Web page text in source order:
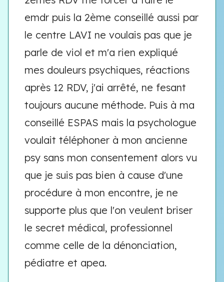
emdr puis la 2ème conseillé aussi par
le centre LAVI ne voulais pas que je
parle de viol et m'a rien expliqué
mes douleurs psychiques, réactions
après 12 RDV, j'ai arrêté, ne fesant
toujours aucune méthode. Puis à ma
conseillé ESPAS mais la psychologue
voulait téléphoner à mon ancienne
psy sans mon consentement alors vu
que je suis pas bien à cause d'une
procédure à mon encontre, je ne
supporte plus que l'on veulent briser
le secret médical, professionnel
comme celle de la dénonciation,
pédiatre et apea.